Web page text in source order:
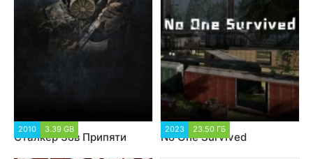
2010 3.39 GB
Сталкер Зов Припяти
2023 23.50 ГБ
No One Survived